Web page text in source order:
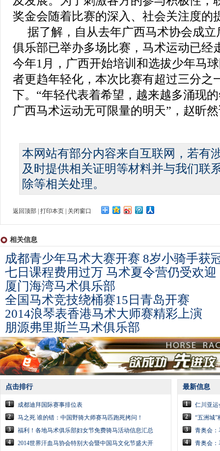
奖金会随着比赛的深入、社会关注度的
据了解，自从去年广西马术协会成立
俱乐部已举办多场比赛，马术运动已经
今年1月，广西开始培训和选拔少年马
者更趋年轻化，本次比赛有超过三分之
下。“年轻代表着希望，越来越多涌现
广西马术运动无可限量的明天”，赵昕
本网站有部分内容来自互联网，若有
及时提供相关证明等材料并与我们联
除等相关处理。
返回顶部 打印本页 关闭窗口
相关信息
成都青少年马术大赛开赛 8岁小骑手获
七日课程费用过万 马术夏令营仍受欢迎
厦门海湾马术俱乐部
全国马术竞技绕桶赛15日青岛开赛
2014浪琴表香港马术大师赛精彩上演
朋源弗里斯兰马术俱乐部
点击排行
1
成都迪拜国际赛事排位表
2
马之死 谁的错：中国野骑大师赛马匹跑死拷问！
3
福利！各地马术俱乐部妇女节免费骑马活动信息汇总
4
2014世界汗血马协会特别大会暨中国马文化节盛大开
最新信息
1
仁川亚
2
“五洲城”
3
青奥会：
4
青奥会：